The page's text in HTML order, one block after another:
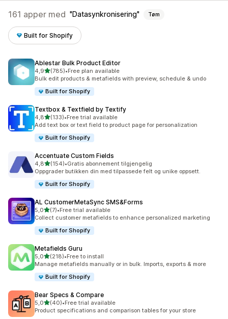
161 apper med Datasynkronisering Tøm
Built for Shopify
Ablestar Bulk Product Editor
4,9av 5 stjerner
(785)
Totalt 785 omtaler
•Free plan available
Bulk edit products & metafields with preview, schedule & undo
Built for Shopify
Textbox & Textfield by Textify
4,8av 5 stjerner
(133)
Totalt 133 omtaler
•Free trial available
Add text box or text field to product page for personalization
Built for Shopify
Accentuate Custom Fields
4,8av 5 stjerner
(154)
Totalt 154 omtaler
•Gratis abonnement tilgjengelig
Oppgrader butikken din med tilpassede felt og unike oppsett.
Built for Shopify
AL CustomerMetaSync SMS&Forms
5,0av 5 stjerner
(7)
Totalt 7 omtaler
•Free trial available
Collect customer metafields to enhance personalized marketing
Built for Shopify
Metafields Guru
5,0av 5 stjerner
(218)
Totalt 218 omtaler
•Free to install
Manage metafields manually or in bulk. Imports, exports & more
Built for Shopify
Bear Specs & Compare
5,0av 5 stjerner
(40)
Totalt 40 omtaler
•Free trial available
Product specifications and comparison tables for your store